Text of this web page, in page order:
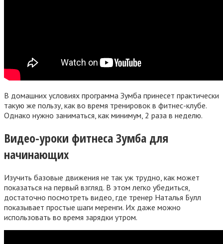
В домашних условиях программа Зумба принесет практически
такую же пользу, как во время тренировок в фитнес-клубе.
Однако нужно заниматься, как минимум, 2 раза в неделю.
Видео-уроки фитнеса Зумба для
начинающих
Изучить базовые движения не так уж трудно, как может
показаться на первый взгляд. В этом легко убедиться,
достаточно посмотреть видео, где тренер Наталья Булл
показывает простые шаги меренги. Их даже можно
использовать во время зарядки утром.